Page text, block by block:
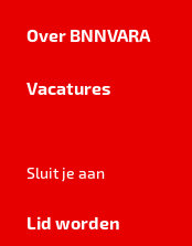
Over BNNVARA
Vacatures
Sluit je aan
Lid worden